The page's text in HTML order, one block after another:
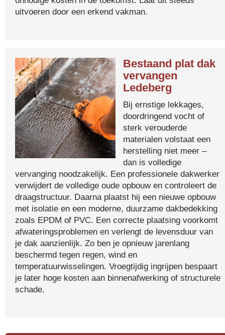
uitvoeren door een erkend vakman.
Bestaand plat dak
vervangen
Ledeberg
Bij ernstige lekkages,
doordringend vocht of
sterk verouderde
materialen volstaat een
herstelling niet meer –
dan is volledige
vervanging noodzakelijk. Een professionele dakwerker
verwijdert de volledige oude opbouw en controleert de
draagstructuur. Daarna plaatst hij een nieuwe opbouw
met isolatie en een moderne, duurzame dakbedekking
zoals EPDM of PVC. Een correcte plaatsing voorkomt
afwateringsproblemen en verlengt de levensduur van
je dak aanzienlijk. Zo ben je opnieuw jarenlang
beschermd tegen regen, wind en
temperatuurwisselingen. Vroegtijdig ingrijpen bespaart
je later hoge kosten aan binnenafwerking of structurele
schade.